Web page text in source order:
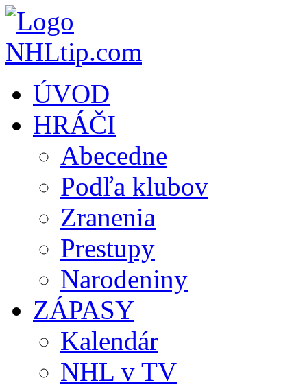
ÚVOD
HRÁČI
Abecedne
Podľa klubov
Zranenia
Prestupy
Narodeniny
ZÁPASY
Kalendár
NHL v TV